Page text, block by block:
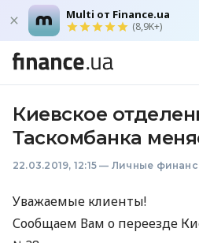
Multi от Finance.ua
(8,9K+)
Киевское
Таскомбанка
22.03.2019, 12:15 — Личные
Уважаемые клиенты!
Сообщаем Вам о переезде